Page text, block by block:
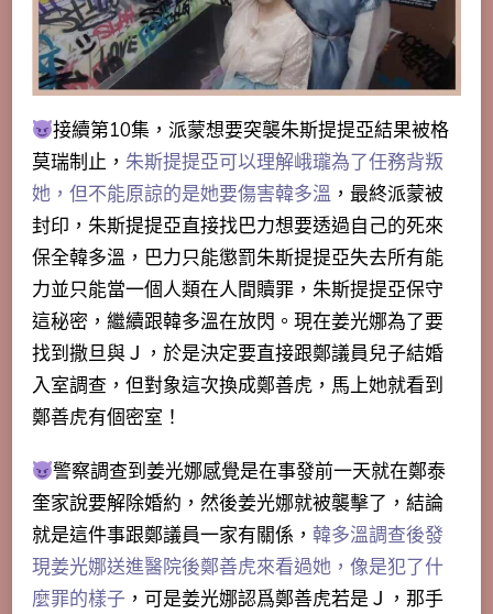
接續第10集，派蒙想要突襲朱斯提提亞結果被格
莫瑞制止， 朱斯提提亞可以理解峨瓏為了任務背叛
她，但不能原諒的是她要傷害韓多溫 ，最終派蒙被
封印，朱斯提提亞直接找巴力想要透過自己的死來
保全韓多溫，巴力只能懲罰朱斯提提亞失去所有能
力並只能當一個人類在人間贖罪，朱斯提提亞保守
這秘密，繼續跟韓多溫在放閃。現在姜光娜為了要
找到撒旦與Ｊ，於是決定要直接跟鄭議員兒子結婚
入室調查，但對象這次換成鄭善虎，馬上她就看到
鄭善虎有個密室！
警察調查到姜光娜感覺是在事發前一天就在鄭泰
奎家說要解除婚約，然後姜光娜就被襲擊了，結論
就是這件事跟鄭議員一家有關係， 韓多溫調查後發
現姜光娜送進醫院後鄭善虎來看過她，像是犯了什
麼罪的樣子 ，可是姜光娜認爲鄭善虎若是Ｊ，那手